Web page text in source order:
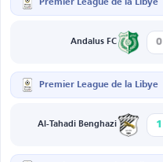
Premier League de la Libye
Andalus FC 0
Premier League de la Libye
Al-Tahadi Benghazi 1